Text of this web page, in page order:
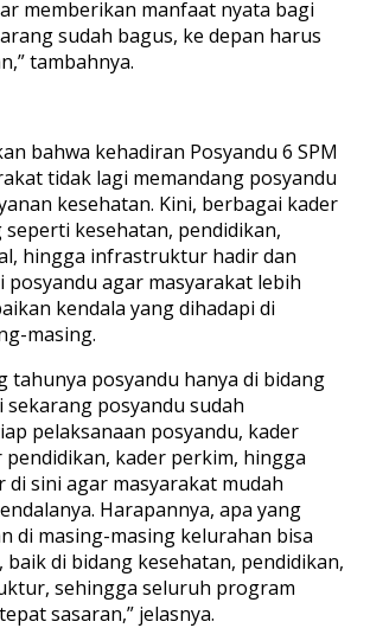
memberikan manfaat nyata bagi
sudah bagus, ke depan harus
tambahnya.
bahwa kehadiran Posyandu 6 SPM
tidak lagi memandang posyandu
kesehatan. Kini, berbagai kader
kesehatan, pendidikan,
hingga infrastruktur hadir dan
posyandu agar masyarakat lebih
kendala yang dihadapi di
masing.
tahunya posyandu hanya di bidang
posyandu sudah
pelaksanaan posyandu, kader
pendidikan, kader perkim, hingga
di sini agar masyarakat mudah
Harapannya, apa yang
di masing-masing kelurahan bisa
di bidang kesehatan, pendidikan,
sehingga seluruh program
sasaran,” jelasnya.